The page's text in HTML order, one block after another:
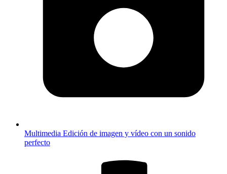
Multimedia Edición de imagen y vídeo con un sonido
perfecto